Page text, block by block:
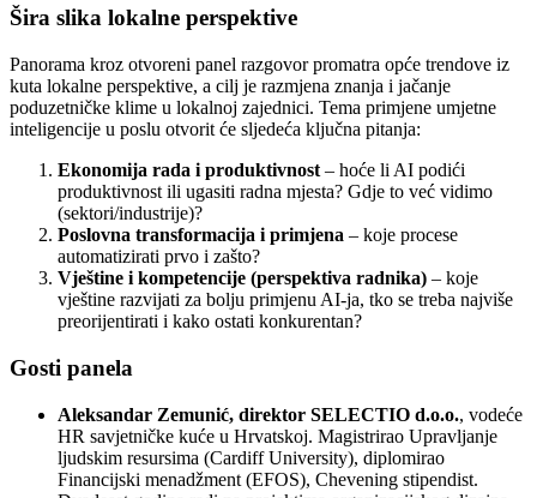
Šira slika lokalne perspektive
Panorama kroz otvoreni panel razgovor promatra opće trendove iz
kuta lokalne perspektive, a cilj je razmjena znanja i jačanje
poduzetničke klime u lokalnoj zajednici. Tema primjene umjetne
inteligencije u poslu otvorit će sljedeća ključna pitanja:
Ekonomija rada i produktivnost – hoće li AI podići
produktivnost ili ugasiti radna mjesta? Gdje to već vidimo
(sektori/industrije)?
Poslovna transformacija i primjena – koje procese
automatizirati prvo i zašto?
Vještine i kompetencije (perspektiva radnika) – koje
vještine razvijati za bolju primjenu AI-ja, tko se treba najviše
preorijentirati i kako ostati konkurentan?
Gosti panela
Aleksandar Zemunić, direktor SELECTIO d.o.o., vodeće
HR savjetničke kuće u Hrvatskoj. Magistrirao Upravljanje
ljudskim resursima (Cardiff University), diplomirao
Financijski menadžment (EFOS), Chevening stipendist.